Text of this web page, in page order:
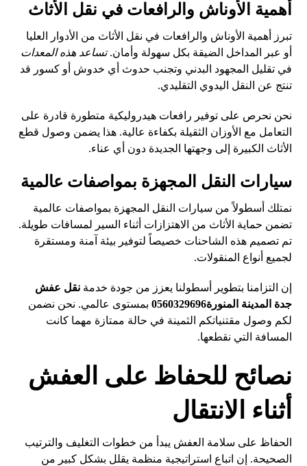
أهمية الأوناش والرافعات في نقل الأثاث
تبرز أهمية الأوناش والرافعات في نقل الأثاث من الأدوار العليا
أو عبر المداخل الضيقة بكل سهولة وأمان.تساعد هذه المعدات
في تقليل المجهود البدني وتجنب حدوث أي خدوش أو كسور قد
تنتج عن النقل اليدوي التقليدي.
نحن نحرص على توفير رافعات هيدروليكية متطورة قادرة على
التعامل مع الأوزان الثقيلة بكفاءة عالية. هذا يضمن وصول قطع
الأثاث الكبيرة إلى وجهتها الجديدة دون أي عناء.
سيارات النقل المجهزة بمواصفات عالمية
نمتلك أسطولاً من سيارات النقل المجهزة بمواصفات عالمية
تضمن حماية الأثاث من الاهتزازات أثناء السير لمسافات طويلة.
تم تصميم هذه الشاحنات خصيصاً لتوفير بيئة آمنة ومستقرة
لجميع أنواع المنقولات.
إن التزامنا بتطوير أسطولنا يعزز من جودة خدمةنقل عفش
جدة المدينة المنورة0560329696
بمستوى عالمي. نحن نضمن
لكم وصول مقتنياتكم الثمينة في حالة ممتازة مهما كانت
المسافة التي نقطعها.
نصائح للحفاظ على العفش
أثناء الانتقال
الحفاظ على سلامة العفش يبدأ من خطوات التغليف والترتيب
الصحيحة. إن اتباع استراتيجية منظمة يقلل بشكل كبير من